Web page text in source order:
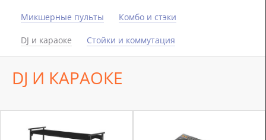
Микшерные пульты Комбо и стэки
DJ и караоке Стойки и коммутация
DJ И КАРАОКЕ